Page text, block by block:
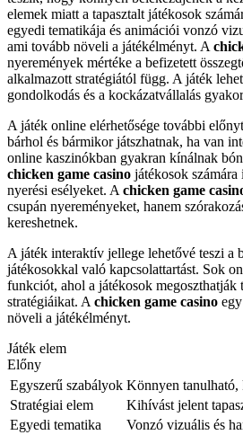
elemek miatt a tapasztalt játékosok
egyedi tematikája és animációi vonzó
ami tovább növeli a játékélményt. A
nyeremények mértéke a befizetett
alkalmazott stratégiától függ. A játék
gondolkodás és a kockázatvállalás
A játék online elérhetősége további
bárhol és bármikor játszhatnak, ha van
online kaszinókban gyakran kínálnak
chicken game casino játékosok
nyerési esélyeket. A chicken game
csupán nyereményeket, hanem
kereshetnek.
A játék interaktív jellege lehetővé teszi a
játékosokkal való kapcsolattartást. Sok
funkciót, ahol a játékosok megoszthatják
stratégiáikat. A chicken game casino
növeli a játékélményt.
Játék elem
Előny
Egyszerű szabályok Könnyen tanulható,
Stratégiai elem
Kihívást jelent
Egyedi tematika
Vonzó vizuális és